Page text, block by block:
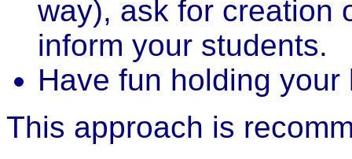
way), ask for creation
inform your students.
Have fun holding your
This approach is